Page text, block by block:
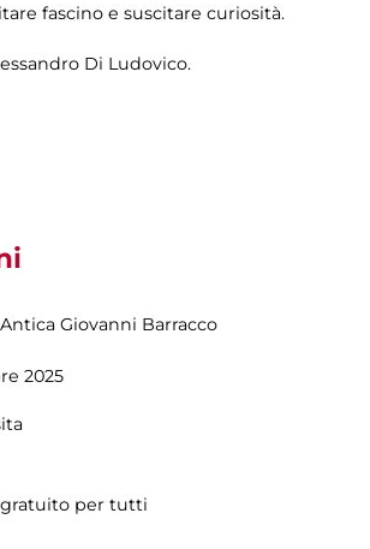
fascino e suscitare curiosità.
Di Ludovico.
Giovanni Barracco
2025
per tutti